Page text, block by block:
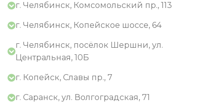
г. Челябинск, Комсомольский пр., 113
г. Челябинск, Копейское шоссе, 64
г. Челябинск, посёлок Шершни, ул.
Центральная, 10Б
г. Копейск, Славы пр., 7
г. Саранск, ул. Волгоградская, 71